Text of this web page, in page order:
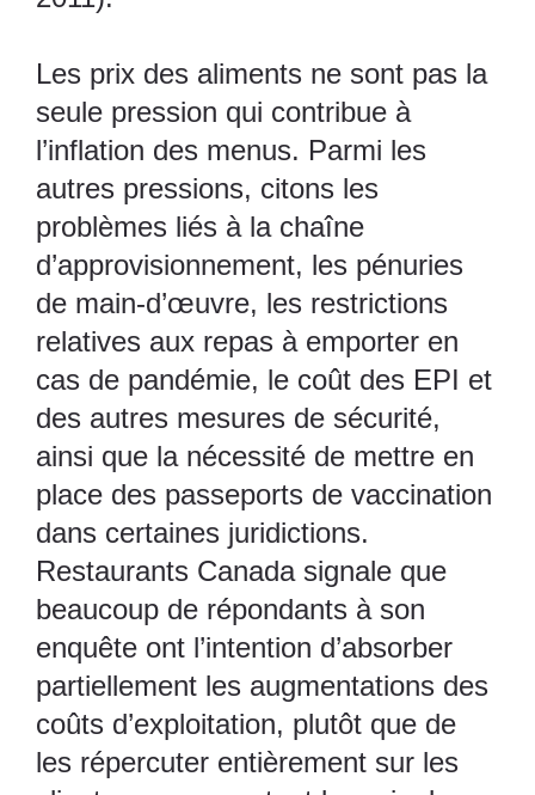
Les prix des aliments ne sont pas la
seule pression qui contribue à
l’inflation des menus. Parmi les
autres pressions, citons les
problèmes liés à la chaîne
d’approvisionnement, les pénuries
de main-d’œuvre, les restrictions
relatives aux repas à emporter en
cas de pandémie, le coût des EPI et
des autres mesures de sécurité,
ainsi que la nécessité de mettre en
place des passeports de vaccination
dans certaines juridictions.
Restaurants Canada signale que
beaucoup de répondants à son
enquête ont l’intention d’absorber
partiellement les augmentations des
coûts d’exploitation, plutôt que de
les répercuter entièrement sur les